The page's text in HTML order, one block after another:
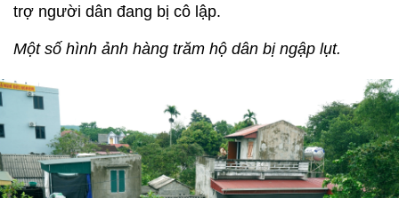
trợ người dân đang bị cô lập.
Một số hình ảnh hàng trăm hộ dân bị ngập lụt.